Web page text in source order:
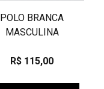
POLO BRANCA
MASCULINA
R$ 115,00